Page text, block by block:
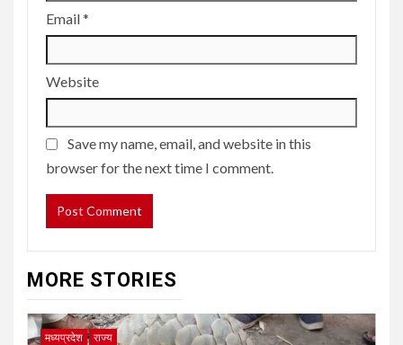
Email*
Website
Save my name, email, and website in this
browser for the next time I comment.
MORE STORIES
मध्यप्रदेश राज्य